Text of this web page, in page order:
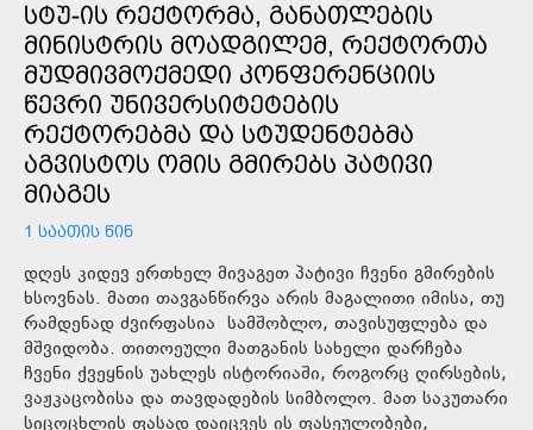
ᲡᲢᲣ-ᲘᲡ ᲠᲔᲥᲢᲝᲠᲛᲐ, ᲒᲐᲜᲐᲗᲚᲔᲑᲘᲡ
ᲛᲘᲜᲘᲡᲢᲠᲘᲡ ᲛᲝᲐᲓᲒᲘᲚᲔᲛ, ᲠᲔᲥᲢᲝᲠᲗᲐ
ᲛᲣᲓᲛᲘᲕᲛᲝᲥᲛᲔᲓᲘ ᲙᲝᲜᲤᲔᲠᲔᲜᲪᲘᲘᲡ
ᲬᲔᲕᲠᲘ ᲣᲜᲘᲕᲔᲠᲡᲘᲢᲔᲢᲔᲑᲘᲡ
ᲠᲔᲥᲢᲝᲠᲔᲑᲛᲐ ᲓᲐ ᲡᲢᲣᲓᲔᲜᲢᲔᲑᲛᲐ
ᲐᲒᲕᲘᲡᲢᲝᲡ ᲝᲛᲘᲡ ᲒᲛᲘᲠᲔᲑᲡ ᲞᲐᲢᲘᲕᲘ
ᲛᲘᲐᲒᲔᲡ
1 ᲡᲐᲐᲗᲘᲡ ᲬᲘᲜ
დღეს კიდევ ერთხელ მივაგეთ პატივი ჩვენი გმირების
ხსოვნას. მათი თავგანწირვა არის მაგალითი იმისა, თუ
რამდენად ძვირფასია სამშობლო, თავისუფლება და
მშვიდობა. თითოეული მათგანის სახელი დარჩება
ჩვენი ქვეყნის უახლეს ისტორიაში, როგორც ღირსების,
ვაჟკაცობისა და თავდადების სიმბოლო. მათ საკუთარი